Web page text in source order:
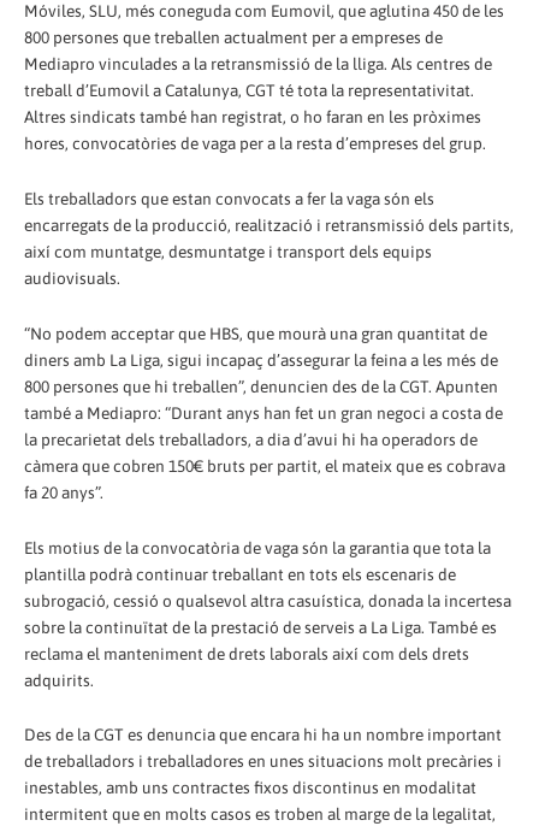
Móviles, SLU, més coneguda com Eumovil, que aglutina 450 de les
800 persones que treballen actualment per a empreses de
Mediapro vinculades a la retransmissió de la lliga. Als centres de
treball d’Eumovil a Catalunya, CGT té tota la representativitat.
Altres sindicats també han registrat, o ho faran en les pròximes
hores, convocatòries de vaga per a la resta d’empreses del grup.
Els treballadors que estan convocats a fer la vaga són els
encarregats de la producció, realització i retransmissió dels partits,
així com muntatge, desmuntatge i transport dels equips
audiovisuals.
“No podem acceptar que HBS, que mourà una gran quantitat de
diners amb La Liga, sigui incapaç d’assegurar la feina a les més de
800 persones que hi treballen”, denuncien des de la CGT. Apunten
també a Mediapro: “Durant anys han fet un gran negoci a costa de
la precarietat dels treballadors, a dia d’avui hi ha operadors de
càmera que cobren 150€ bruts per partit, el mateix que es cobrava
fa 20 anys”.
Els motius de la convocatòria de vaga són la garantia que tota la
plantilla podrà continuar treballant en tots els escenaris de
subrogació, cessió o qualsevol altra casuística, donada la incertesa
sobre la continuïtat de la prestació de serveis a La Liga. També es
reclama el manteniment de drets laborals així com dels drets
adquirits.
Des de la CGT es denuncia que encara hi ha un nombre important
de treballadors i treballadores en unes situacions molt precàries i
inestables, amb uns contractes fixos discontinus en modalitat
intermitent que en molts casos es troben al marge de la legalitat,